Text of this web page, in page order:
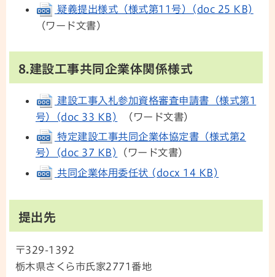
疑義提出様式（様式第11号）(doc 25 KB)
（ワード文書）
8.建設工事共同企業体関係様式
建設工事入札参加資格審査申請書（様式第1
号）(doc 33 KB)
（ワード文書）
特定建設工事共同企業体協定書（様式第2
号）(doc 37 KB)
（ワード文書）
共同企業体用委任状 (docx 14 KB)
提出先
〒329-1392
栃木県さくら市氏家2771番地